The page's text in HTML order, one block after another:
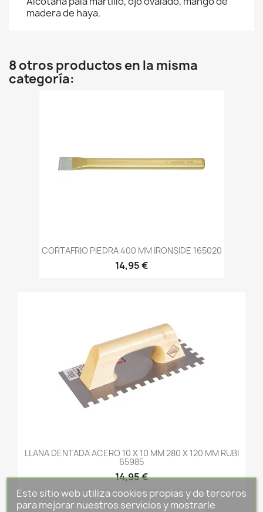
madera de haya.
8 otros productos en la misma
categoría:
CORTAFRIO PIEDRA 400 MM IRONSIDE 165020
14,95 €
LLANA DENTADA ACERO 10 X 10 MM 280 X 120 MM RUBI
65985
14,95 €
Este sitio web utiliza cookies propias y de terceros
para mejorar nuestros servicios y mostrarle